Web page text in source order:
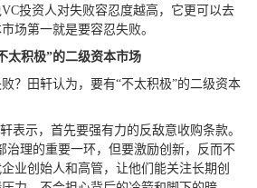
投资人对失败容忍度越高，它更可以去
场第一就是要容忍失败。
太积极”的二级资本市场
？田轩认为，要有“不太积极”的二级资本
表示，首先要强有力的反敌意收购条款。
治理的重要一环，但要激励创新，反而不
业创始人和高管，让他们能关注长期创